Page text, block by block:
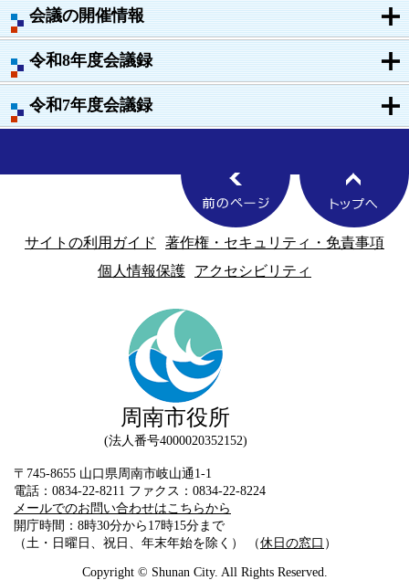
会議の開催情報
令和8年度会議録
令和7年度会議録
サイトの利用ガイド
著作権・セキュリティ・免責事項
個人情報保護
アクセシビリティ
周南市役所
法人番号4000020352152
〒745-8655 山口県周南市岐山通1-1
電話：0834-22-8211 ファクス：0834-22-8224
メールでのお問い合わせはこちらから
開庁時間：8時30分から17時15分まで
（土・日曜日、祝日、年末年始を除く） （休日の窓口 ）
Copyright © Shunan City. All Rights Reserved.